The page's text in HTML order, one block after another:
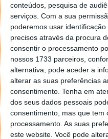
conteúdos, pesquisa de
serviços. Com a sua
poderemos usar
precisos através da procura
consentir o processamento
nossos 1733 parceiros,
alternativa, pode aceder a
alterar as suas preferências
consentimento. Tenha em
dos seus dados pessoais
consentimento, mas que tem
processamento. As suas
este website. Você pode